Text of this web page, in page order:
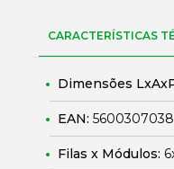
CARACTERÍSTICAS
Dimensões
EAN:
Filas x Módulos: